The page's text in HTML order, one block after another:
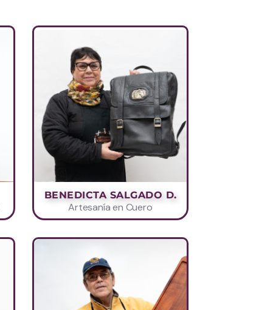
BENEDICTA SALGADO D.
Artesanía en Cuero